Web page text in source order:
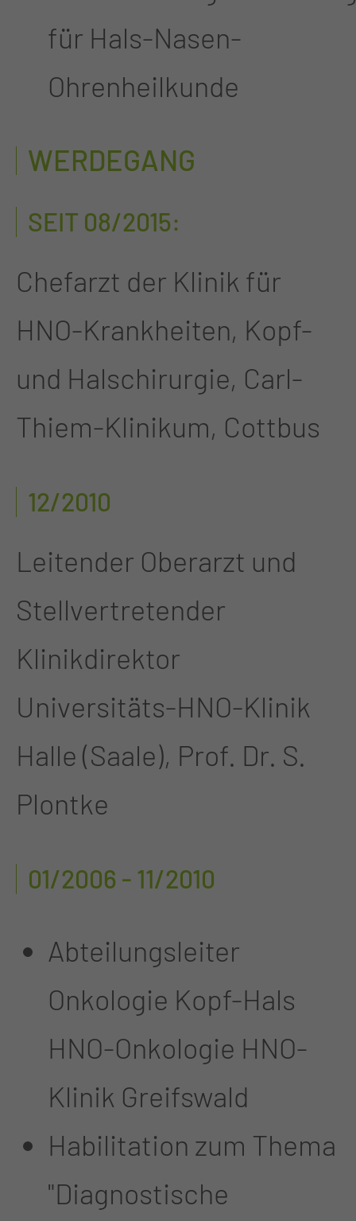
für Hals-Nasen-
Ohrenheilkunde
WERDEGANG
SEIT 08/2015:
Chefarzt der Klinik für
HNO-Krankheiten, Kopf-
und Halschirurgie, Carl-
Thiem-Klinikum, Cottbus
12/2010
Leitender Oberarzt und
Stellvertretender
Klinikdirektor
Universitäts-HNO-Klinik
Halle (Saale), Prof. Dr. S.
Plontke
01/2006 - 11/2010
Abteilungsleiter
Onkologie Kopf-Hals
HNO-Onkologie HNO-
Klinik Greifswald
Habilitation zum Thema
"Diagnostische